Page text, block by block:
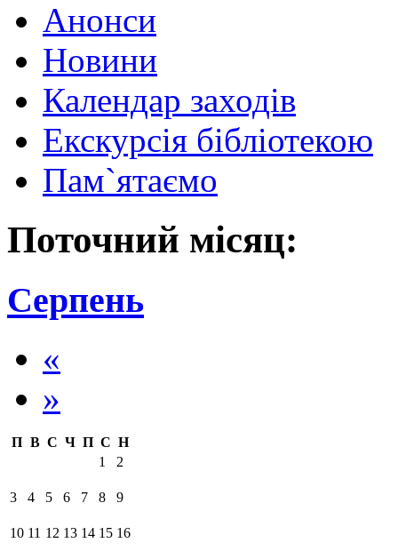
Анонси
Новини
Календар заходів
Екскурсія бібліотекою
Пам`ятаємо
Поточний місяц:
Серпень
«
»
П В С Ч П С Н
1
2
3 4 5 6 7 8 9
10 11 12 13 14 15 16